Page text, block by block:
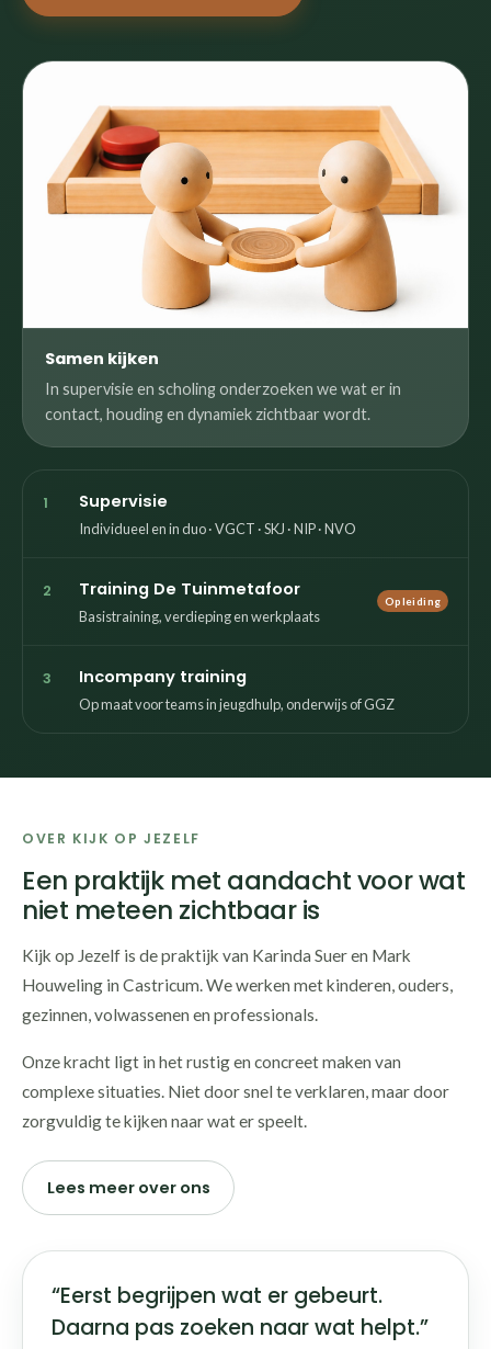
Samen kijken
In supervisie en scholing onderzoeken we wat er in
contact, houding en dynamiek zichtbaar wordt.
1 Supervisie
Individueel en in duo · VGCT · SKJ · NIP · NVO
2 Training De Tuinmetafoor
Basistraining, verdieping en werkplaats
Opleiding
3 Incompany training
Op maat voor teams in jeugdhulp, onderwijs of GGZ
OVER KIJK OP JEZELF
Een praktijk met aandacht voor wat
niet meteen zichtbaar is
Kijk op Jezelf is de praktijk van Karinda Suer en Mark
Houweling in Castricum. We werken met kinderen, ouders,
gezinnen, volwassenen en professionals.
Onze kracht ligt in het rustig en concreet maken van
complexe situaties. Niet door snel te verklaren, maar door
zorgvuldig te kijken naar wat er speelt.
Lees meer over ons
“Eerst begrijpen wat er gebeurt.
Daarna pas zoeken naar wat helpt.”